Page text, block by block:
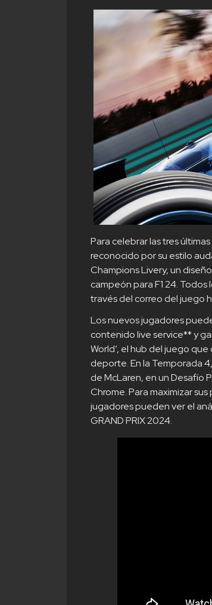
Para celebrar las tres
reconocido por su estilo
Champions Livery, un
campeón para F1 24.
través del correo del juego
Los nuevos jugadores
contenido live service** y
World’, el hub del juego
deporte. En la Temporada
de McLaren, en un Desafío
Chrome. Para maximizar
jugadores pueden ver el
GRAND PRIX 2024.